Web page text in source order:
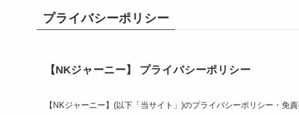
プライバシーポリシー
【NKジャーニー】 プライバシーポリシー
【NKジャーニー】(以下「当サイト」)のプライバシーポリシー・免